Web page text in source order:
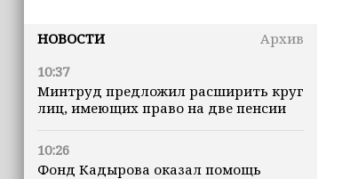
НОВОСТИ
Архив
10:37
Минтруд предложил расширить круг
лиц, имеющих право на две пенсии
10:26
Фонд Кадырова оказал помощь